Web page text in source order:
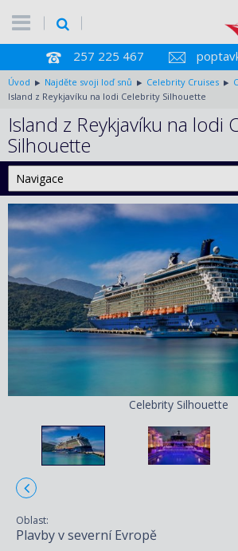
257 225 467
Úvod Najděte svoji loď snů Celebrity Cruises
Island z Reykjavíku na lodi Celebrity Silhouette
Island z Reykjavíku na lodi
Silhouette
Celebrity Silhouette
Oblast:
Plavby v severní Evropě